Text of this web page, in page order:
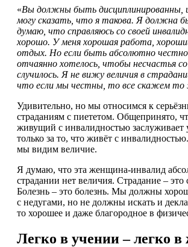
«Вы должны быть дисциплинированны,
могу сказать, что я такова. Я должна
думаю, что справляюсь со своей
хорошо. У меня хорошая работа,
отдых. Но если быть абсолютно
отчаянно хотелось, чтобы несчастья
случилось. Я не вижу величия в
что если мы честны, то все скажем то
Удивительно, но мы относимся к
страданиям с пиететом. Общепринято,
живущий с инвалидностью заслуживает
только за то, что живёт с
мы видим величие.
Я думаю, что эта женщина-инвалид
страдании нет величия. Страдание – это
Болезнь – это болезнь. Мы должны
с недугами, но не должны искать и
то хорошее и даже благородное в
Легко в учении – легко в